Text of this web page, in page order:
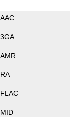
AAC
3GA
AMR
RA
FLAC
MID